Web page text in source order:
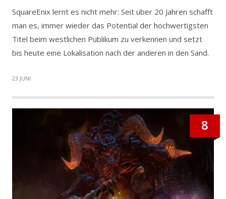
SquareEnix lernt es nicht mehr: Seit über 20 Jahren schafft
man es, immer wieder das Potential der hochwertigsten
Titel beim westlichen Publikum zu verkennen und setzt
bis heute eine Lokalisation nach der anderen in den Sand.
23 JUNI
8